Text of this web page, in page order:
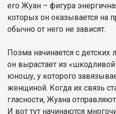
его Жуан – фигура
которых он оказывается на
обычно от него не зависят.
Поэма начинается с детских
он вырастает из
юношу, у которого
женщиной. Когда их связь
гласности, Жуана
И вот тут начинаются